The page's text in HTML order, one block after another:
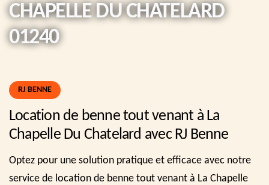
CHAPELLE DU CHATELARD
01240
RJ BENNE
Location de benne tout venant à La
Chapelle Du Chatelard avec RJ Benne
Optez pour une solution pratique et efficace avec notre
service de location de benne tout venant à La Chapelle